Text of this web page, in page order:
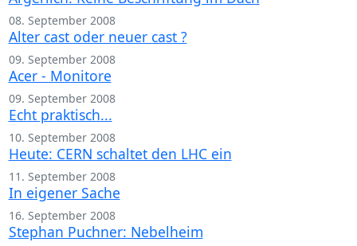
08. September 2008
Alter cast oder neuer cast ?
09. September 2008
Acer - Monitore
09. September 2008
Echt praktisch...
10. September 2008
Heute: CERN schaltet den LHC ein
11. September 2008
In eigener Sache
16. September 2008
Stephan Puchner: Nebelheim